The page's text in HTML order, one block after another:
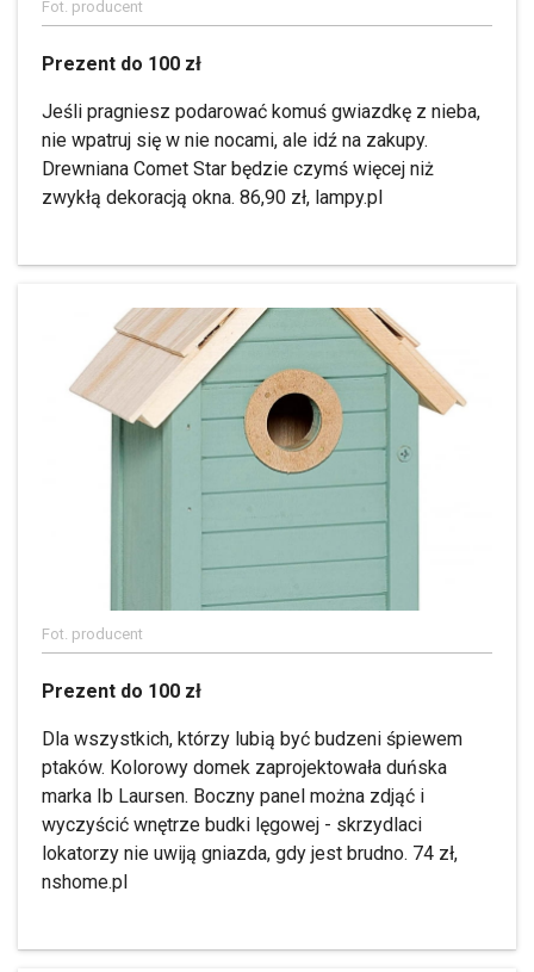
Fot. producent
Prezent do 100 zł
Jeśli pragniesz podarować komuś gwiazdkę z nieba,
nie wpatruj się w nie nocami, ale idź na zakupy.
Drewniana Comet Star będzie czymś więcej niż
zwykłą dekoracją okna. 86,90 zł, lampy.pl
Fot. producent
Prezent do 100 zł
Dla wszystkich, którzy lubią być budzeni śpiewem
ptaków. Kolorowy domek zaprojektowała duńska
marka Ib Laursen. Boczny panel można zdjąć i
wyczyścić wnętrze budki lęgowej - skrzydlaci
lokatorzy nie uwiją gniazda, gdy jest brudno. 74 zł,
nshome.pl